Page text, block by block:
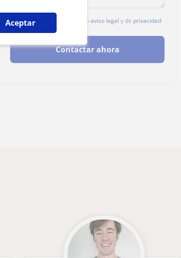
Aceptar
Al hacer clic, aceptas nuestroaviso legal y de privacidad
Contactar ahora